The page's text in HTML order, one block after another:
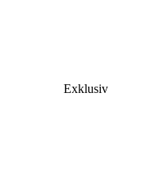
Exklusiv